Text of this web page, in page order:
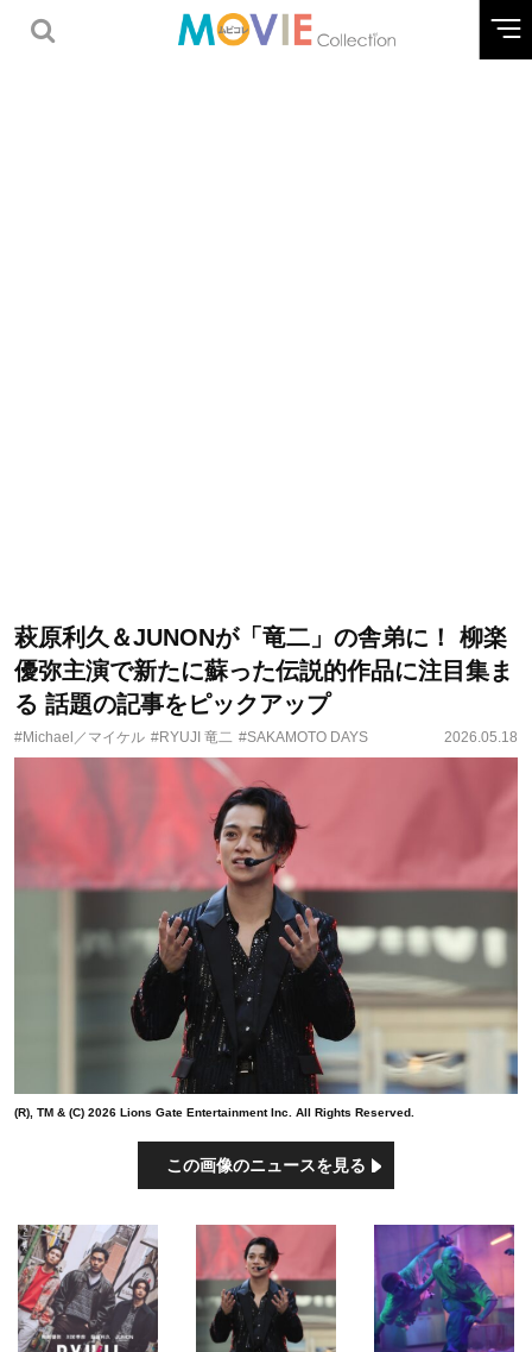
萩原利久＆JUNONが「竜二」の舎弟に！ 柳楽
優弥主演で新たに蘇った伝説的作品に注目集ま
る 話題の記事をピックアップ
#Michael／マイケル #RYUJI 竜二 #SAKAMOTO DAYS 2026.05.18
(R), TM & (C) 2026 Lions Gate Entertainment Inc. All Rights Reserved.
この画像のニュースを見る